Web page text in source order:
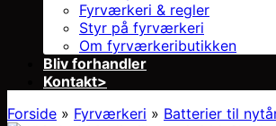
Fyrværkeri & regler
Styr på fyrværkeri
Om fyrværkeributikken
Bliv forhandler
Kontakt>
Forside » Fyrværkeri » Batterier til